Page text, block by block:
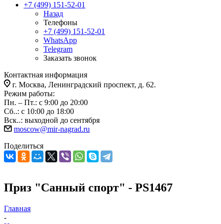
+7 (499) 151-52-01
Назад
Телефоны
+7 (499) 151-52-01
WhatsApp
Telegram
Заказать звонок
Контактная информация
г. Москва, Ленинградский проспект, д. 62.
Режим работы:
Пн. – Пт.: с 9:00 до 20:00
Сб..: с 10:00 до 18:00
Вск..: выходной до сентября
moscow@mir-nagrad.ru
Поделиться
Приз "Санный спорт" - PS1467
Главная
-